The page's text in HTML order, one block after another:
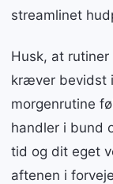
streamlinet
Husk, at
kræver bevidst
morgenrutine
handler i bund
tid og dit eget
aftenen i